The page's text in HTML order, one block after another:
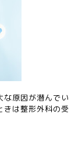
な原因が潜んでい
きは整形外科の受